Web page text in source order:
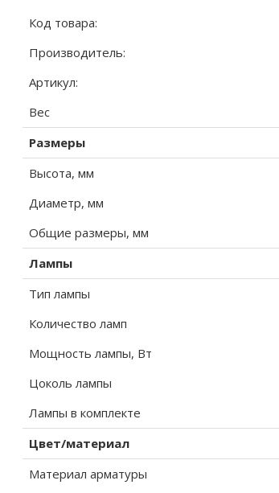
Код товара:
Производитель:
Артикул:
Вес
Размеры
Высота, мм
Диаметр, мм
Общие размеры, мм
Лампы
Тип лампы
Количество ламп
Мощность лампы, Вт
Цоколь лампы
Лампы в комплекте
Цвет/материал
Материал арматуры